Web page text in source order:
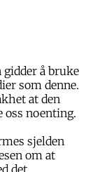
å bruke
som denne.
at den
oss noenting.
sjelden
om at